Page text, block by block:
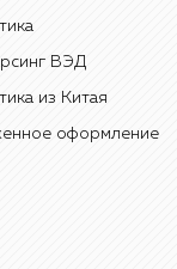
ВЭД
из Китая
оформление